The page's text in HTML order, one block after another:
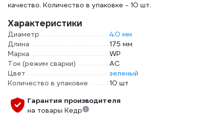
качество. Количество в упаковке - 10 шт.
Характеристики
Диаметр
4.0 мм
Длина
175 мм
Марка
WP
Ток (режим сварки)
AC
Цвет
зеленый
Количество в упаковке
10 шт
Гарантия производителя
на товары Кедр